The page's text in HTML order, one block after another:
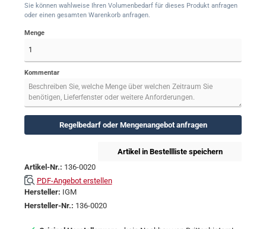
Sie können wahlweise Ihren Volumenbedarf für dieses Produkt anfragen
oder einen gesamten Warenkorb anfragen.
Menge
Kommentar
Regelbedarf oder Mengenangebot anfragen
Artikel in Bestellliste speichern
Artikel-Nr.: 136-0020
PDF-Angebot erstellen
Hersteller: IGM
Hersteller-Nr.: 136-0020